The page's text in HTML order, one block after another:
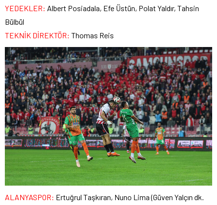
YEDEKLER: Albert Posiadala, Efe Üstün, Polat Yaldır, Tahsin
Bülbül
TEKNİK DİREKTÖR: Thomas Reis
ALANYASPOR: Ertuğrul Taşkıran, Nuno Lima (Güven Yalçın dk.